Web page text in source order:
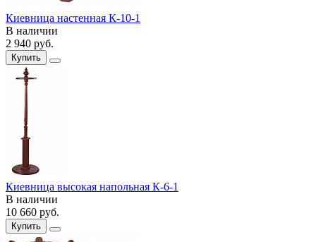
Киевница настенная К-10-1
В наличии
2 940 руб.
Купить
Киевница высокая напольная К-6-1
В наличии
10 660 руб.
Купить